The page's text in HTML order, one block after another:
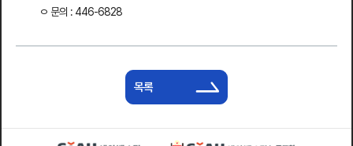
문의 : 446-6828
목록